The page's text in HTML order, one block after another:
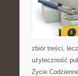
zbiór treści,
użyteczność
Życie